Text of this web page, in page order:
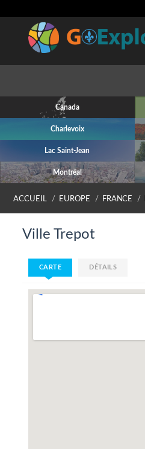
Canada
Charlevoix
Lac Saint-Jean
Montréal
ACCUEIL EUROPE FRANCE
Ville Trepot
CARTE DÉTAILS